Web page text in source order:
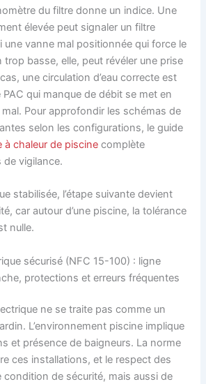
du filtre donne un indice. Une
élevée peut signaler un filtre
une vanne mal positionnée qui force le
basse, elle, peut révéler une prise
une circulation d’eau correcte est
qui manque de débit se met en
Pour approfondir les schémas de
selon les configurations, le guide
à chaleur de piscine complète
de vigilance.
stabilisée, l’étape suivante devient
car autour d’une piscine, la tolérance
nulle.
sécurisé (NFC 15-100) : ligne
protections et erreurs fréquentes
ne se traite pas comme un
L’environnement piscine implique
et présence de baigneurs. La norme
ces installations, et le respect des
de sécurité, mais aussi de